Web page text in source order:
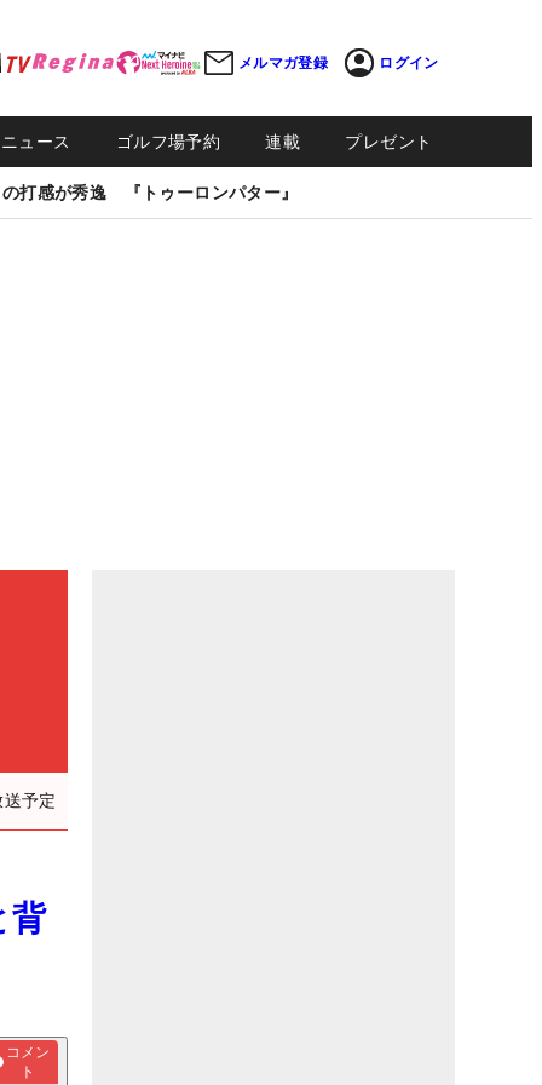
メルマガ登録 ログイン
ュース ゴルフ場予約 連載 プレゼント
打感が秀逸 『トゥーロンパター』
予定
背
コメン
ト